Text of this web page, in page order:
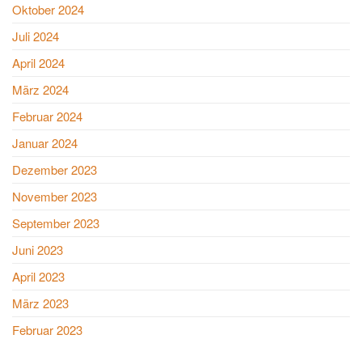
Oktober 2024
Juli 2024
April 2024
März 2024
Februar 2024
Januar 2024
Dezember 2023
November 2023
September 2023
Juni 2023
April 2023
März 2023
Februar 2023